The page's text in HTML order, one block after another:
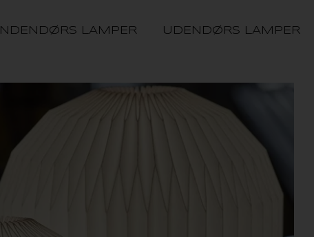
INDENDØRS LAMPER UDENDØRS LAMPER